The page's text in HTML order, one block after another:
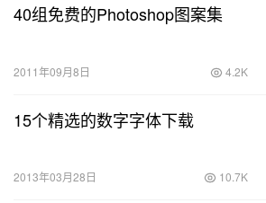
40组免费的Photoshop图案集
2011年09月8日 4.2K
15个精选的数字字体下载
2013年03月28日 10.7K